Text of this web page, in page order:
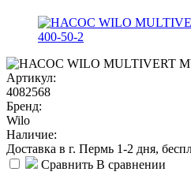
Артикул:
4082568
Бренд:
Wilo
Наличие:
Доставка в г. Пермь 1-2 дня,
Сравнить В сравнении